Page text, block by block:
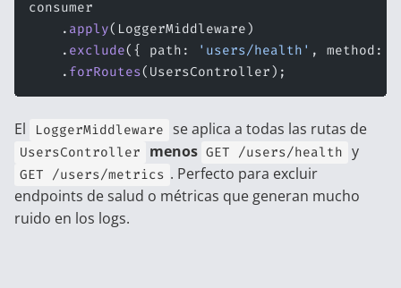
consumer
    .
apply(LoggerMiddleware)
    .
exclude({ path: 'users/health' , method:
    .
forRoutes(UsersController);
El LoggerMiddleware se aplica a todas las rutas de
UsersController menos GET /users/health y
GET /users/metrics . Perfecto para excluir
endpoints de salud o métricas que generan mucho
ruido en los logs.